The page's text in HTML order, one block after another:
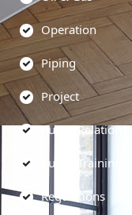
Operation
Piping
Project
Public Relations
Public Training
Regulations